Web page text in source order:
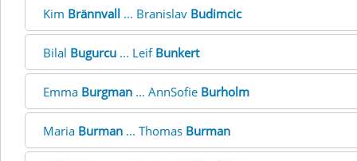
Kim Brännvall ... Branislav Budimcic
Bilal Bugurcu ... Leif Bunkert
Emma Burgman ... AnnSofie Burholm
Maria Burman ... Thomas Burman